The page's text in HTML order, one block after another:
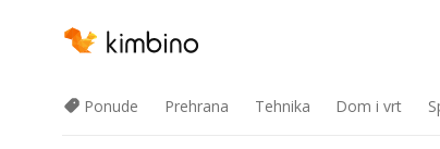
Ponude Prehrana Tehnika Dom i vrt